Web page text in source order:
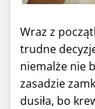
Wraz z
trudne
niemalże nie
zasadzie
dusiła, bo